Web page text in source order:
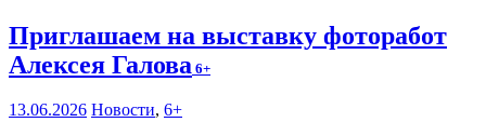
Приглашаем на выставку фоторабот
Алексея Галова 6+
13.06.2026 Новости, 6+